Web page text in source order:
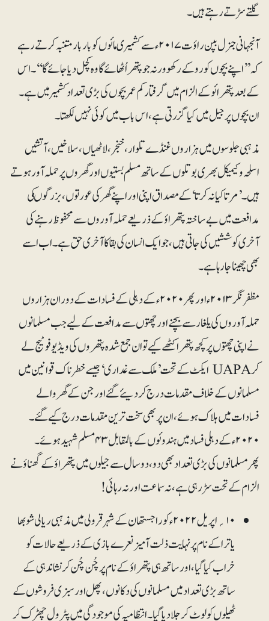
گلتے سڑتے رہتے ہیں۔
آنجہانی جنرل بپن راؤت ۲۰۱۷ء سے کشمیری مائوں کو بار بار متنبہ کرتے رہے
کہ ’’اپنے بچوں کو روکے رکھو ورنہ جو پتھر اُٹھائے گا وہ کچل دیا جائے گا‘‘۔ اس
کے بعد پتھرائو کے الزام میں گرفتار کم عمر بچوں کی بڑی تعداد کشمیر میں ہے۔
ان بچوں پر جیل میں کیا گزرتی ہے، اس باب میں کوئی نہیں لکھتا۔
مذہبی جلوسوں میں ہزاروں غنڈے تلوار،خنجر،لاٹھیاں، سلاخیں، آتشیں
اسلحہ و کیمیکل بھری بوتلوں کے ساتھ مسلم بستیوں اور گھروں پر حملہ آور ہوتے
ہیں۔ ’مرتا کیا نہ کرتا‘ کے مصداق اپنی اور اپنے گھر کی عورتوں، بزرگوںکی
مدافعت میں بے ساختہ پتھراؤ کے ذریعے حملہ آوروں سے محفوظ رہنے کی
آخری کوششیں کی جاتی ہیں، جو ایک انسان کی بقا کاآخری حق ہے۔ اب اسے
بھی چھینا جارہا ہے۔
مظفر نگر۲۰۱۳ء اور پھر ۲۰۲۰ء کے دہلی کے فسادات کے دوران ہزاروں
حملہ آوروں کی یلغار سے بچنے اور چھتوں سے مدافعت کے لیے جب مسلمانوں
نے اپنی چھتوں پر کچھ پتھر اکٹھے کیے تو ان جمع شدہ پتھروں کی ویڈیو فوٹیج لے
کرUAPA ایکٹ کے تحت ’ملک سے غداری‘ جیسے خطرناک قوانین میں
مسلمانوں کے خلاف مقدمات درج کر دیئے گئے اور جن کے گھر والے
فسادات میں ہلاک ہوئے، ان پر بھی سخت ترین مقدمات درج کیے گئے۔
۲۰۲۰ء کے دہلی فساد میں ہندوئوں کے بالمقابل ۴۳ مسلم شہید ہوئے۔
پھرمسلمانوں کی بڑی تعدادبھی دو،دو سال سے جیلوں میں پتھراؤ کے گھناؤنے
الزام کے تحت سڑ رہی ہے، نہ سماعت اور نہ رہائی!
۱۰؍اپریل ۲۰۲۲ء کو راجستھان کے شہر قرولی میں مذہبی ریالی شوبھا
یاترا کے نام پر نہایت ذلت آمیز نعرے بازی کے ذریعے حالات کو
خراب کیا گیا، اور ساتھ ہی پتھراؤ کے نام پر چُن چُن کر نشاندہی کے
ساتھ بڑی تعداد میں مسلمانوں کی دکانوں، پھل اور سبزی فروشوں کے
ٹھیلوں کو لوٹ کر جلا دیا گیا ۔ انتظامیہ کی موجودگی میں پٹرول چھڑک کر